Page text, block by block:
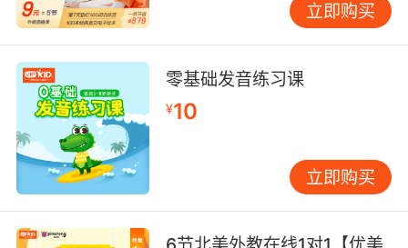
立即购买
零基础发音练习课
¥10
立即购买